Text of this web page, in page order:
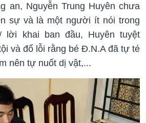
an, Nguyễn Trung Huyên chưa
sự và là một người ít nói trong
lời khai ban đầu, Huyên tuyệt
và đổ lỗi rằng bé Đ.N.A đã tự té
nên tự nuốt dị vật,...